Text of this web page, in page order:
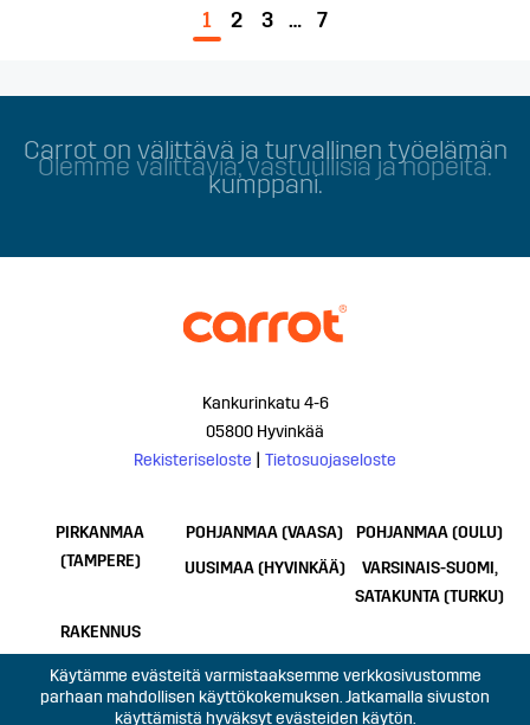
1 2 3 … 7
Olemme välittäviä, vastuullisia ja nopeita.
Kankurinkatu 4-6
05800 Hyvinkää
Rekisteriseloste
Tietosuojaseloste
PIRKANMAA
(TAMPERE)
POHJANMAA (VAASA)
POHJANMAA (OULU)
UUSIMAA (HYVINKÄÄ)
VARSINAIS-SUOMI,
SATAKUNTA (TURKU)
RAKENNUS
Käytämme evästeitä varmistaaksemme verkkosivustomme
parhaan mahdollisen käyttökokemuksen. Jatkamalla sivuston
käyttämistä hyväksyt evästeiden käytön.